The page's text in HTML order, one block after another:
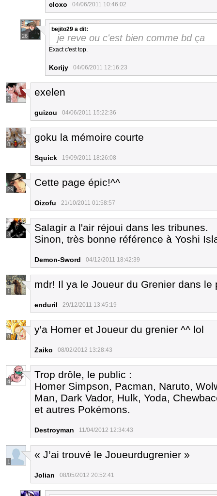
cloxo 04/06/2011 10:46:02
26
bejito29 a dit:
je reve ou c'est bien comme bd ça
Exact c'est top.
Korijy 04/06/2011 12:16:23
1
exelen
guizou 04/06/2011 15:22:36
8
goku la mémoire courte
Squick 19/09/2011 18:26:08
29
Cette page épic!^^
Oizofu 21/10/2011 01:58:57
3
Salagir a l'air réjoui dans les tribunes.
Sinon, très bonne référence à Yoshi
Demon-Sword 04/12/2011 18:42:39
1
mdr! Il ya le Joueur du Grenier dans le
enduril 29/12/2011 13:45:19
8
y'a Homer et Joueur du grenier ^^ lol
Zaiko 08/02/2012 13:28:43
4
Trop drôle, le public :
Homer Simpson, Pacman, Naruto,
Man, Dark Vador, Hulk, Yoda,
et autres Pokémons.
Destroyman 11/04/2012 12:34:43
1
« J’ai trouvé le Joueurdugrenier »
Jolian 08/05/2012 20:52:41